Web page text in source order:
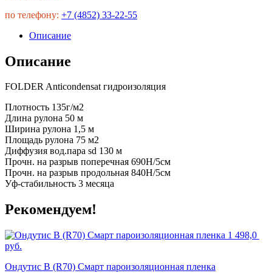
по телефону: +7 (4852) 33-22-55
Описание
Описание
FOLDER Anticondensat гидроизоляция
Плотность 135г/м2
Длина рулона 50 м
Ширина рулона 1,5 м
Площадь рулона 75 м2
Диффузия вод.пара sd 130 м
Прочн. на разрыв поперечная 690H/5см
Прочн. на разрыв продольная 840H/5см
Уф-стабильность 3 месяца
Рекомендуем!
1 498,0
руб.
Ондутис B (R70) Смарт пароизоляционная пленка